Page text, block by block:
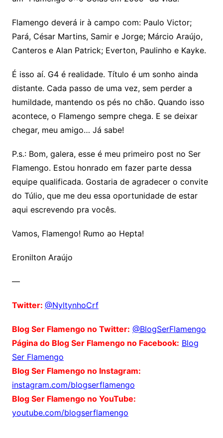
Flamengo deverá ir à campo com: Paulo Victor;
Pará, César Martins, Samir e Jorge; Márcio Araújo,
Canteros e Alan Patrick; Everton, Paulinho e Kayke.
É isso aí. G4 é realidade. Título é um sonho ainda
distante. Cada passo de uma vez, sem perder a
humildade, mantendo os pés no chão. Quando isso
acontece, o Flamengo sempre chega. E se deixar
chegar, meu amigo… Já sabe!
P.s.: Bom, galera, esse é meu primeiro post no Ser
Flamengo. Estou honrado em fazer parte dessa
equipe qualificada. Gostaria de agradecer o convite
do Túlio, que me deu essa oportunidade de estar
aqui escrevendo pra vocês.
Vamos, Flamengo! Rumo ao Hepta!
Eronilton Araújo
—
Twitter: @NyltynhoCrf
Blog Ser Flamengo no Twitter: @BlogSerFlamengo
Página do Blog Ser Flamengo no Facebook: Blog
Ser Flamengo
Blog Ser Flamengo no Instagram:
instagram.com/blogserflamengo
Blog Ser Flamengo no YouTube:
youtube.com/blogserflamengo